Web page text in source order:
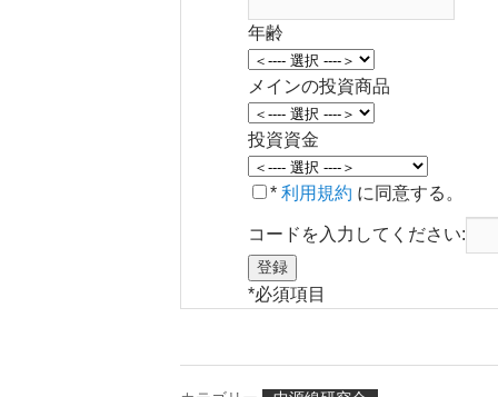
年齢
メインの投資商品
投資資金
* 利用規約 に同意する。
コードを入力してください:
*必須項目